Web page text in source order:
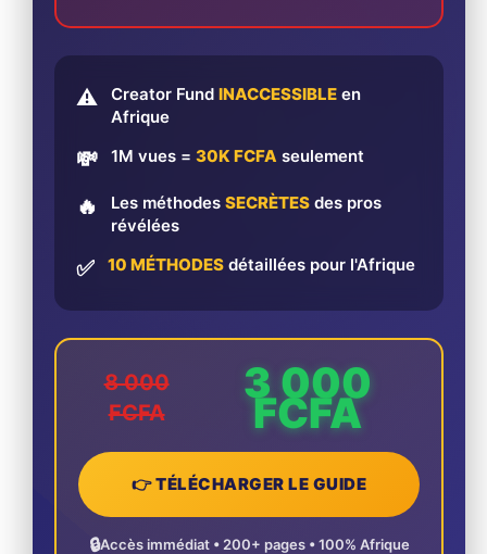
⚠️ Creator Fund INACCESSIBLE en
Afrique
💸 1M vues = 30K FCFA seulement
🔥 Les méthodes SECRÈTES des pros
révélées
✅ 10 MÉTHODES détaillées pour l'Afrique
8 000
FCFA
3 000
FCFA
👉 TÉLÉCHARGER LE GUIDE
🔒Accès immédiat • 200+ pages • 100% Afrique